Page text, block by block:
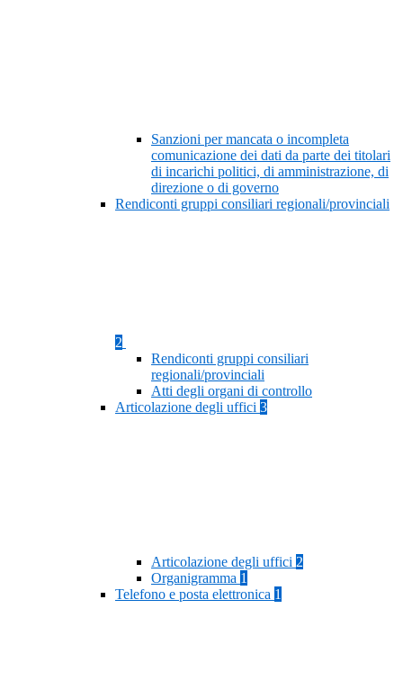
Sanzioni per mancata o incompleta
comunicazione dei dati da parte dei titolari
di incarichi politici, di amministrazione, di
direzione o di governo
Rendiconti gruppi consiliari regionali/provinciali
2
Rendiconti gruppi consiliari
regionali/provinciali
Atti degli organi di controllo
Articolazione degli uffici 3
Articolazione degli uffici 2
Organigramma 1
Telefono e posta elettronica 1